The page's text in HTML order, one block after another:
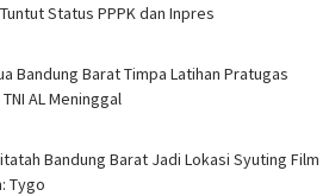
Status PPPK dan Inpres
Bandung Barat Timpa Latihan Pra­tugas
AL Meninggal
Bandung Barat Jadi Lokasi Syuting Film
Tygo